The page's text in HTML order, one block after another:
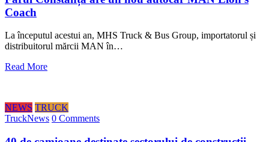
Coach
La începutul acestui an, MHS Truck & Bus Group, importatorul și
distribuitorul mărcii MAN în…
Read More
NEWS TRUCK
TruckNews 0 Comments